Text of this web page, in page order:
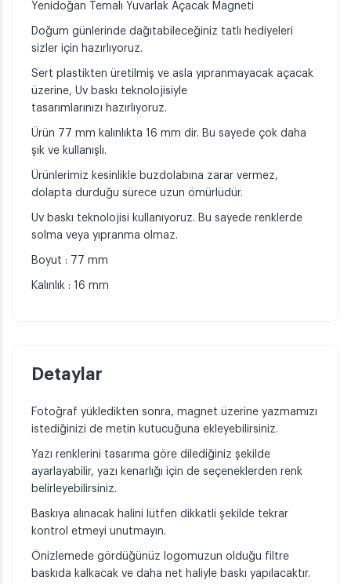
Yenidoğan Temalı Yuvarlak Açacak Magneti
Doğum günlerinde dağıtabileceğiniz tatlı hediyeleri
sizler için hazırlıyoruz.
Sert plastikten üretilmiş ve asla yıpranmayacak açacak
üzerine, Uv baskı teknolojisiyle
tasarımlarınızı hazırlıyoruz.
Ürün 77 mm kalınlıkta 16 mm dir. Bu sayede çok daha
şık ve kullanışlı.
Ürünlerimiz kesinlikle buzdolabına zarar vermez,
dolapta durduğu sürece uzun ömürlüdür.
Uv baskı teknolojisi kullanıyoruz. Bu sayede renklerde
solma veya yıpranma olmaz.
Boyut : 77 mm
Kalınlık : 16 mm
Detaylar
Fotoğraf yükledikten sonra, magnet üzerine yazmamızı
istediğinizi de metin kutucuğuna ekleyebilirsiniz.
Yazı renklerini tasarıma göre dilediğiniz şekilde
ayarlayabilir, yazı kenarlığı için de seçeneklerden renk
belirleyebilirsiniz.
Baskıya alınacak halini lütfen dikkatli şekilde tekrar
kontrol etmeyi unutmayın.
Önizlemede gördüğünüz logomuzun olduğu filtre
baskıda kalkacak ve daha net haliyle baskı yapılacaktır.